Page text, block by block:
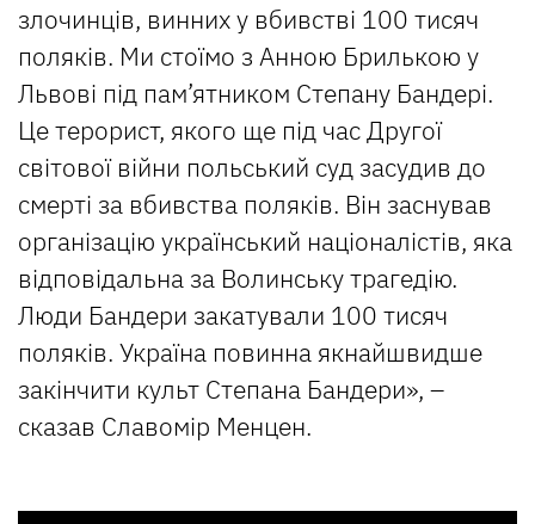
злочинців, винних у вбивстві 100 тисяч
поляків. Ми стоїмо з Анною Брилькою у
Львові під пам’ятником Степану Бандері.
Це терорист, якого ще під час Другої
світової війни польський суд засудив до
смерті за вбивства поляків. Він заснував
організацію український націоналістів, яка
відповідальна за Волинську трагедію.
Люди Бандери закатували 100 тисяч
поляків. Україна повинна якнайшвидше
закінчити культ Степана Бандери», –
сказав Славомір Менцен.